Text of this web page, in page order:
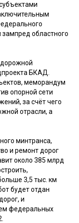
зампред областного
БКАД.
меморандум
опорной сети
за счёт чего
отрасли, а
минтранса,
и ремонт дорог
около 385 млрд
3,5 тыс. км
будет отдан
и
федеральных